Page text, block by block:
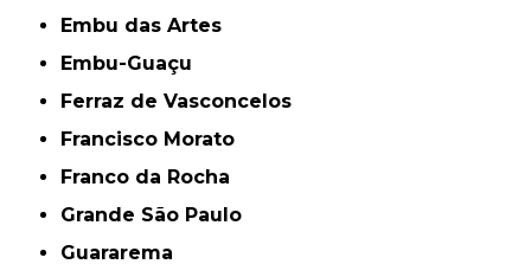
Embu das Artes
Embu-Guaçu
Ferraz de Vasconcelos
Francisco Morato
Franco da Rocha
Grande São Paulo
Guararema